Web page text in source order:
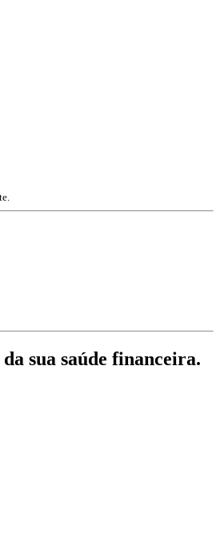
sua saúde financeira.